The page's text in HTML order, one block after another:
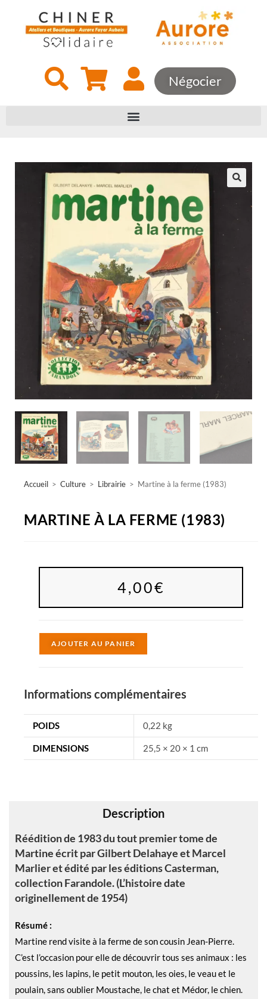
Négocier
Accueil > Culture > Librairie > Martine à la ferme (1983)
MARTINE À LA FERME (1983)
4,00€
AJOUTER AU PANIER
n
a
t
:
Informations complémentaires
POIDS 0,22 kg
DIMENSIONS 25,5 × 20 × 1 cm
Description
Réédition de 1983 du tout premier tome de
Martine écrit par Gilbert Delahaye et Marcel
Marlier et édité par les éditions Casterman,
collection Farandole. (L’histoire date
originellement de 1954)
Résumé :
Martine rend visite à la ferme de son cousin Jean-Pierre.
C’est l’occasion pour elle de découvrir tous ses animaux : les
poussins, les lapins, le petit mouton, les oies, le veau et le
poulain, sans oublier Moustache, le chat et Médor, le chien.